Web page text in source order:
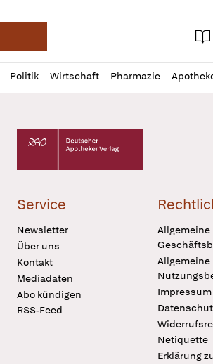
Deutsche Apotheker Zeitung
Aktuelle
login
Politik Wirtschaft Pharmazie
Profil
öffnen
Daz
Pur
Deutscher Apotheker Verlag Logo
Service
Newsletter
Über uns
Kontakt
Mediadaten
Abo kündigen
RSS-Feed
Allgemeine
Allgemeine
Impressum
Netiquette
Erklärung